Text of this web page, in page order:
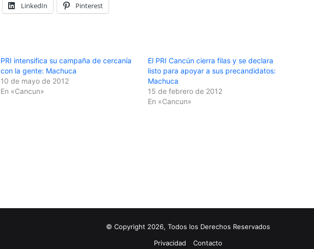
LinkedIn Pinterest
PRI intensifica su campaña de cercanía
con la gente: Machuca
10 de mayo de 2012
En «Cancun»
El PRI Cancún cierra filas y se declara
listo para apoyar a sus precandidatos:
Machuca
15 de febrero de 2012
En «Cancun»
© Copyright 2026, Todos los Derechos Reservados
Privacidad
Contacto